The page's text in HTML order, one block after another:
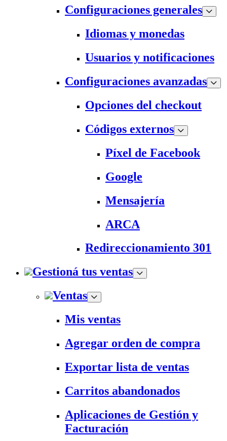
Configuraciones generales
Idiomas y monedas
Usuarios y notificaciones
Configuraciones avanzadas
Opciones del checkout
Códigos externos
Píxel de Facebook
Google
Mensajería
ARCA
Redireccionamiento 301
Gestioná tus ventas
Ventas
Mis ventas
Agregar orden de compra
Exportar lista de ventas
Carritos abandonados
Aplicaciones de Gestión y
Facturación